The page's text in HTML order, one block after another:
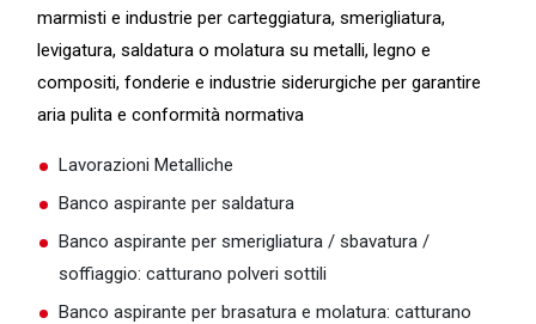
marmisti e industrie per carteggiatura, smerigliatura,
levigatura, saldatura o molatura su metalli, legno e
compositi, fonderie e industrie siderurgiche per garantire
aria pulita e conformità normativa
Lavorazioni Metalliche
Banco aspirante per saldatura
Banco aspirante per smerigliatura / sbavatura /
soffiaggio: catturano polveri sottili
Banco aspirante per brasatura e molatura: catturano